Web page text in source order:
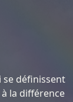
se définissent
la différence